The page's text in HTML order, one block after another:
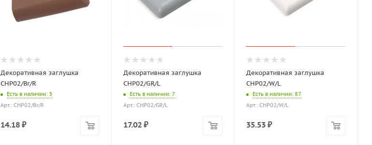
Декоративная заглушка
CHP02/Br/R
Есть в наличии: 3
Арт.: CHP02/Br/R
14.18 ₽
Декоративная заглушка
CHP02/GR/L
Есть в наличии: 7
Арт.: CHP02/GR/L
17.02 ₽
Декоративная заглушка
CHP02/W/L
Есть в наличии: 87
Арт.: CHP02/W/L
35.53 ₽